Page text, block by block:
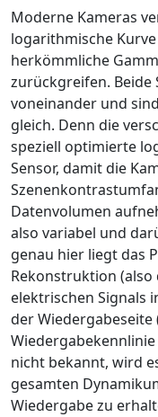
Moderne Kameras
logarithmische
herkömmliche
zurückgreifen.
voneinander und
gleich. Denn die
speziell optimierte
Sensor, damit die
Datenvolumen
also variabel und
genau hier liegt das
Rekonstruktion
elektrischen Signals
der Wiedergabeseite
nicht bekannt, wird
gesamten
Wiedergabe zu